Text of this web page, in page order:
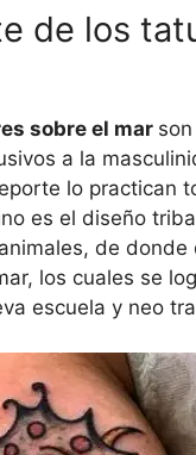
de los
sobre el mar
a la
lo practican
es el diseño
de
los cuales se
escuela y neo